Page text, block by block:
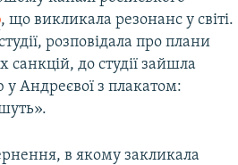
, що викликала резонанс у світі.
розповідала про плани
до студії зайшла
Андреєвої з плакатом:
в якому закликала